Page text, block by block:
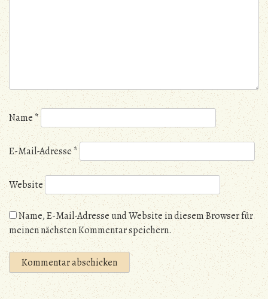
Name*
E-Mail-Adresse*
Website
Name, E-Mail-Adresse und Website in diesem Browser für
meinen nächsten Kommentar speichern.